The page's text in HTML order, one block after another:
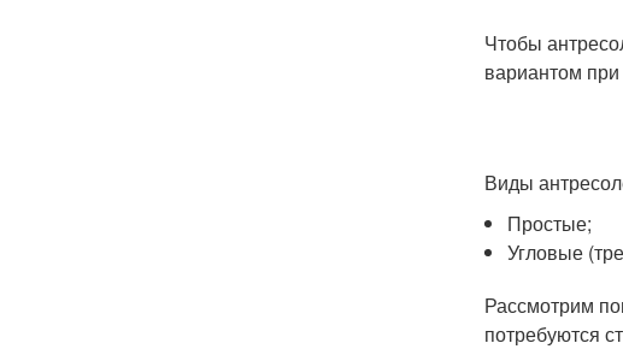
Чтобы
вариантом
Виды
Простые;
Угловые
Рассмотрим
потребуются